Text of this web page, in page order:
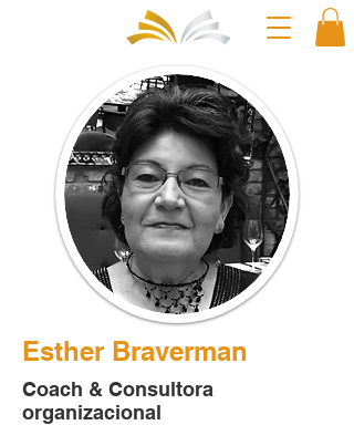
Esther Braverman
Coach & Consultora
organizacional